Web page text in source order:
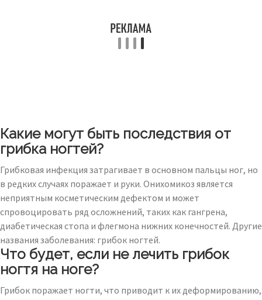
Какие могут быть последствия от
грибка ногтей?
Грибковая инфекция затрагивает в основном пальцы ног, но
в редких случаях поражает и руки. Онихомикоз является
неприятным косметическим дефектом и может
спровоцировать ряд осложнений, таких как гангрена,
диабетическая стопа и флегмона нижних конечностей. Другие
названия заболевания: грибок ногтей.
Что будет, если не лечить грибок
ногтя на ноге?
Грибок поражает ногти, что приводит к их деформированию,